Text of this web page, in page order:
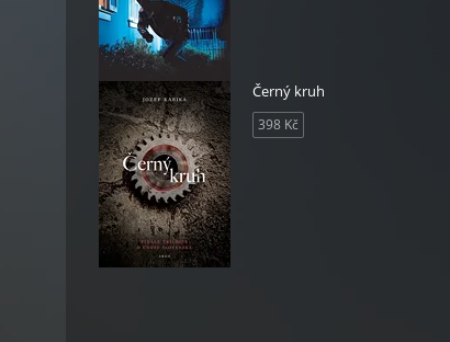
Černý kruh
398 Kč